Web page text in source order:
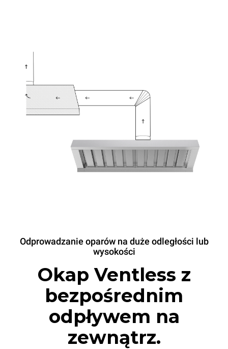
Odprowadzanie oparów na duże odległości lub
wysokości
Okap Ventless z
bezpośrednim
odpływem na
zewnątrz.